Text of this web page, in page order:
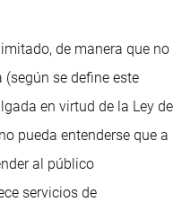
de manera que no
se define este
en virtud de la Ley de
pueda entenderse que a
al público
servicios de